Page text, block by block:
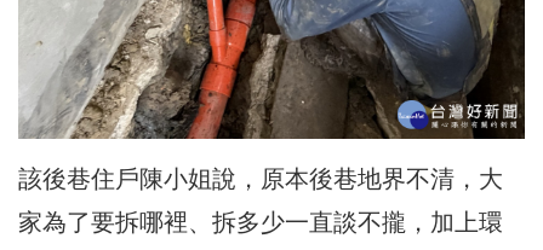
該後巷住戶陳小姐說，原本後巷地界不清，大
家為了要拆哪裡、拆多少一直談不攏，加上環